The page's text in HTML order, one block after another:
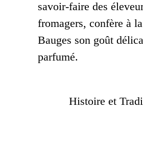
savoir-faire des
fromagers, confère à
Bauges son goût
parfumé.
Histoire et